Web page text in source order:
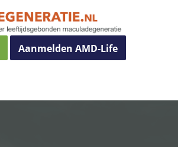
Aanmelden AMD-Life